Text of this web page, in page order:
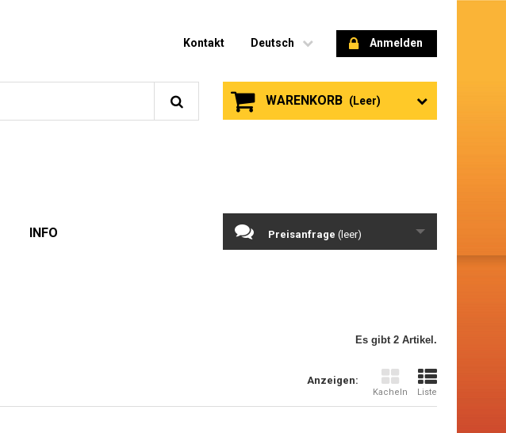
Anmelden
Deutsch
Kontakt
WARENKORB (Leer)
INFO Preisanfrage (leer)
Es gibt 2 Artikel.
Anzeigen:
Kacheln Liste